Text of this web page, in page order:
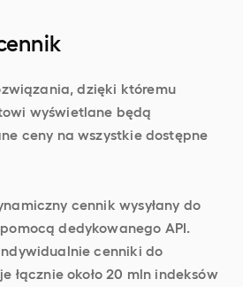
dzięki któremu
wyświetlane będą
ceny na wszystkie dostępne
cennik wysyłany do
dedykowanego API.
cenniki do
łącznie około 20 mln indeksów